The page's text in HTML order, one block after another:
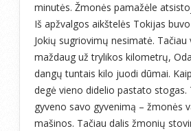
minutės. Žmonės pamažėle
Iš apžvalgos aikštelės Tokijas
Jokių sugriovimų nesimatė.
maždaug už trylikos kilometrų,
dangų tuntais kilo juodi dūmai.
degė vieno didelio pastato stogas.
gyveno savo gyvenimą – žmonės
mašinos. Tačiau dalis žmonių